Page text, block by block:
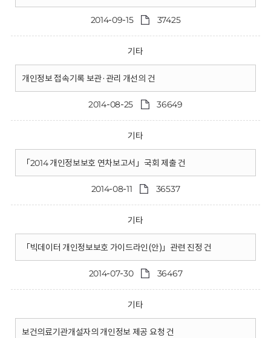
2014-09-15 37425
기타
개인정보 접속기록 보관·관리 개선의 건
2014-08-25 36649
기타
「2014 개인정보보호 연차보고서」국회 제출 건
2014-08-11 36537
기타
「빅데이터 개인정보보호 가이드라인(안)」관련 진정 건
2014-07-30 36467
기타
보건의료기관개설자의 개인정보 제공 요청 건